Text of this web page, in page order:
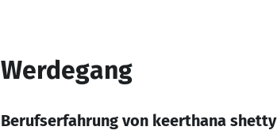
Werdegang
Berufserfahrung von keerthana shetty